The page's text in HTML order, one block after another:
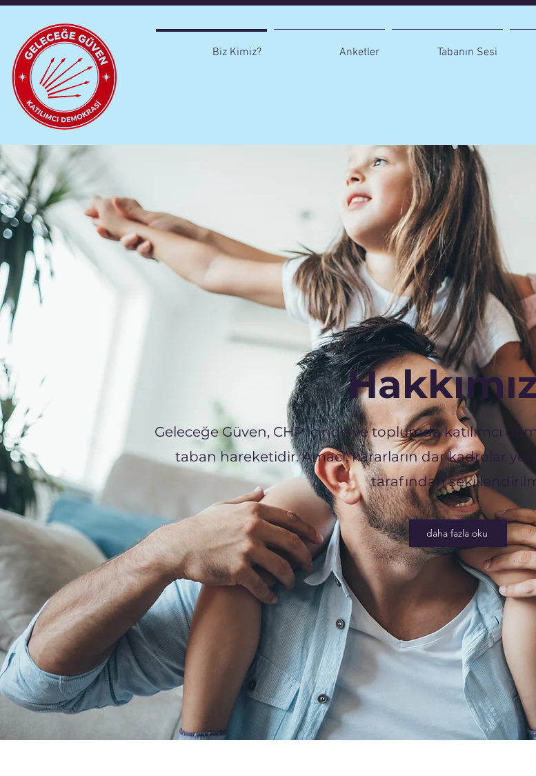
Biz Kimiz? Anketler Tabanın Sesi
Geleceğe Güven, CHP içinde ve toplumda katılımcı
taban hareketidir. Amacı, kararların dar kadrolar
tarafından
daha fazla oku